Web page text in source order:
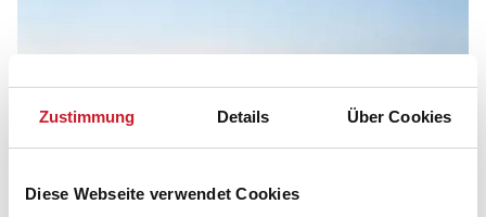
Zustimmung Details Über Cookies
Diese Webseite verwendet Cookies